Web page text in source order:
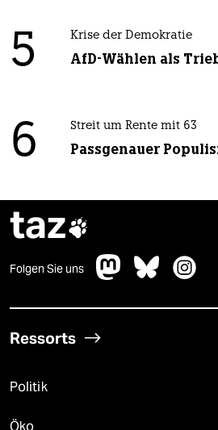
5 Krise der Demokratie
AfD-Wählen als
6 Streit um Rente mit 63
Passgenauer
taz
Folgen Sie uns
Ressorts
Politik
Öko